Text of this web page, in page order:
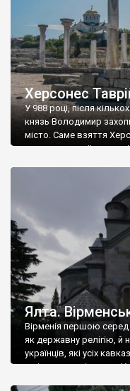
Херсонес
У 988 році, після
князь Володимир
місто. Саме взяття
диктувати свої умови
Херсонесі Володимир-
А потім було Хрещення
Ялта.
Вірменія першою серед
як державну релігію, й
українців, які усіх
є відданими вірянами